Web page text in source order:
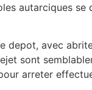
autarciques se
depot, avec
sont
arreter